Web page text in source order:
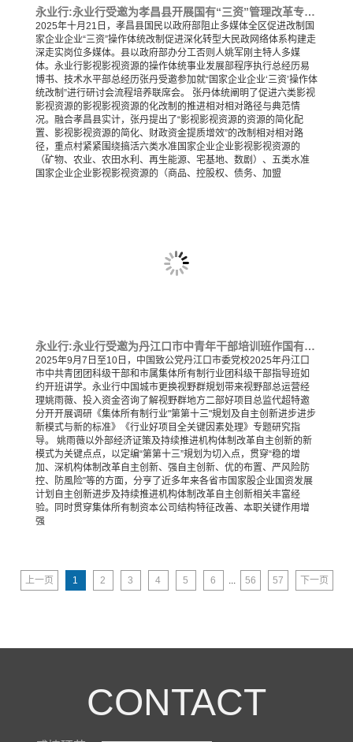
永业行:永业行受邀为孝昌县开展国有“三资”管理改革专题推进培训会
2025年十月21日，孝昌县国民以政府部阻止多媒体全区促进改制国
家企业企业“三资”操作体统改制促进深化转型大民政网络体系构建走
深走实岗位多媒体。县以政府部办分工否则人姚军刚主特人多媒
体。永业行影视影视资源的操作体统事业发展部程序执行总经历易
博书、技术水平部总经历张丹受邀参加就“国家企业企业‘三资’操作体
统改制”进行研讨会流程培养联席会。 张丹体统阐明了促进六类影视
影视资源的影视影视资源的化改制的推进相对相对路径与典范情
况。融合孝昌县实计，张丹提出了“影视影视资源的资源的简化配
置、影视影视资源的简化、财政资金提质增效”的改制相对相对路
径，重点村紧紧围绕搞活六类水准国家企业企业影视影视资源的
（矿物、农业、农田水利、再生能源、宅基地、数剧）、五类水准
国家企业企业影视影视资源的（商品、控股权、债务、加盟
永业行:永业行受邀为丹江口市中青年干部培训班作国有企业转型发展及项目全要素管理专题培训
2025年9月7日至10日，中国致公党丹江口市委党校2025年丹江口
市中共青团团科级干部和市属集体所有制行业团科级干部指导班如
约开班讲学。永业行中国城市更换视野群規划带来视野部总运营经
理姚雨薇、投入资金咨询了解视野群地方二部好项目总监代超特邀
分开开展调研《集体所有制行业"第第十三"規划及自主创新进步进步
新模式与新的标准》《行业好项目全关键因素处理》专题研究指
导。 姚雨薇以外部经济证策及持续推进机构体制改革自主创新的新
模式为关键点点，以定编“第第十三”規划为切入点，贯穿“稳的增
加、深机构体制改革自主创新、强自主创新、优的布置、严风险防
控、防風险”等的方面，分亨了近多年来各省市国家股企业国资发展
计划自主创新进步及持续推进机构体制改革自主创新相关丰富经
验。同时贯穿集体所有制资本公司结构特征改善、本职关键作用增
强
上一页 1 2 3 4 5 6 ... 56 57 下一页
CONTACT